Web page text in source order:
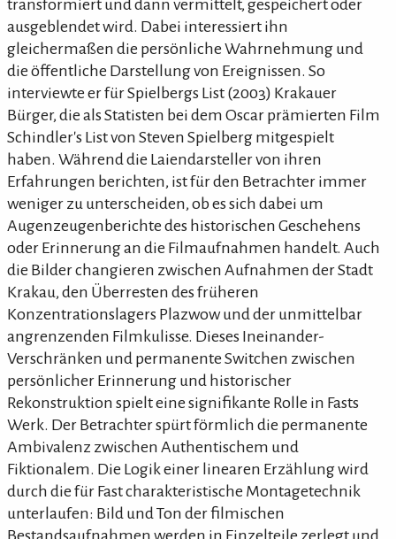
transformiert und dann vermittelt, gespeichert oder
ausgeblendet wird. Dabei interessiert ihn
gleichermaßen die persönliche Wahrnehmung und
die öffentliche Darstellung von Ereignissen. So
interviewte er für Spielbergs List (2003) Krakauer
Bürger, die als Statisten bei dem Oscar prämierten Film
Schindler's List von Steven Spielberg mitgespielt
haben. Während die Laiendarsteller von ihren
Erfahrungen berichten, ist für den Betrachter immer
weniger zu unterscheiden, ob es sich dabei um
Augenzeugenberichte des historischen Geschehens
oder Erinnerung an die Filmaufnahmen handelt. Auch
die Bilder changieren zwischen Aufnahmen der Stadt
Krakau, den Überresten des früheren
Konzentrationslagers Plazwow und der unmittelbar
angrenzenden Filmkulisse. Dieses Ineinander-
Verschränken und permanente Switchen zwischen
persönlicher Erinnerung und historischer
Rekonstruktion spielt eine signifikante Rolle in Fasts
Werk. Der Betrachter spürt förmlich die permanente
Ambivalenz zwischen Authentischem und
Fiktionalem. Die Logik einer linearen Erzählung wird
durch die für Fast charakteristische Montagetechnik
unterlaufen: Bild und Ton der filmischen
Bestandsaufnahmen werden in Einzelteile zerlegt und